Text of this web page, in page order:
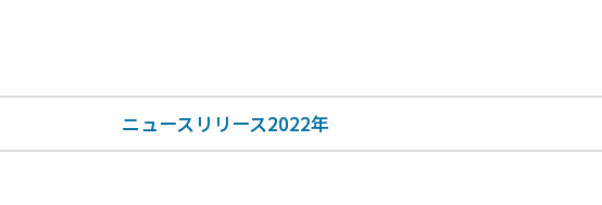
ニュースリリース2022年